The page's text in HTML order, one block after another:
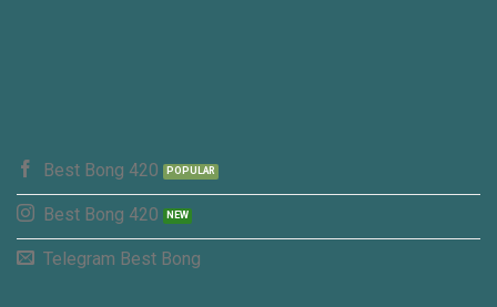
Best Bong 420
Best Bong 420
Telegram Best Bong